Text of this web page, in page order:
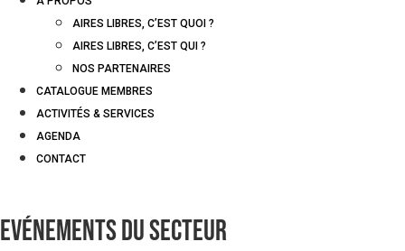
AIRES LIBRES, C’EST QUOI ?
AIRES LIBRES, C’EST QUI ?
NOS PARTENAIRES
CATALOGUE MEMBRES
ACTIVITÉS & SERVICES
AGENDA
CONTACT
Evénements du secteur